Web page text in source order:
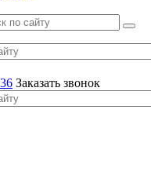
Заказать звонок